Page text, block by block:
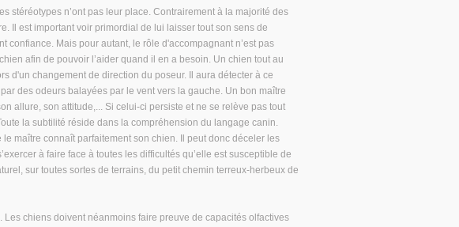
stéréotypes n’ont pas leur place. Contrairement à la majorité des
Il est important voir primordial de lui laisser tout son sens de
confiance. Mais pour autant, le rôle d'accompagnant n’est pas
afin de pouvoir l’aider quand il en a besoin. Un chien tout au
d'un changement de direction du poseur. Il aura détecter à ce
des odeurs balayées par le vent vers la gauche. Un bon maître
allure, son attitude,... Si celui-ci persiste et ne se relève pas tout
la subtilité réside dans la compréhension du langage canin.
maître connaît parfaitement son chien. Il peut donc déceler les
à faire face à toutes les difficultés qu’elle est susceptible de
sur toutes sortes de terrains, du petit chemin terreux-herbeux de
chiens doivent néanmoins faire preuve de capacités olfactives